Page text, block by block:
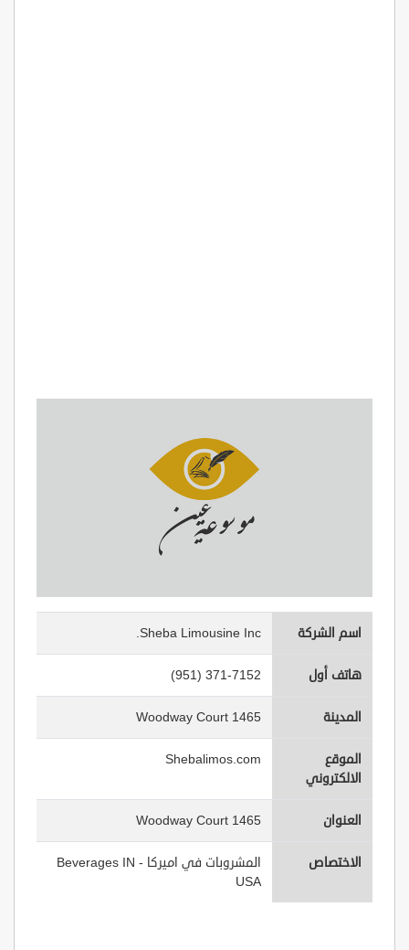
اسم الشركة Sheba Limousine Inc.
هاتف أول (951) 371-7152
المدينة 1465 Woodway Court
الموقع
الالكتروني
Shebalimos.com
العنوان 1465 Woodway Court
الاختصاص
المشروبات في اميركا - Beverages IN
USA